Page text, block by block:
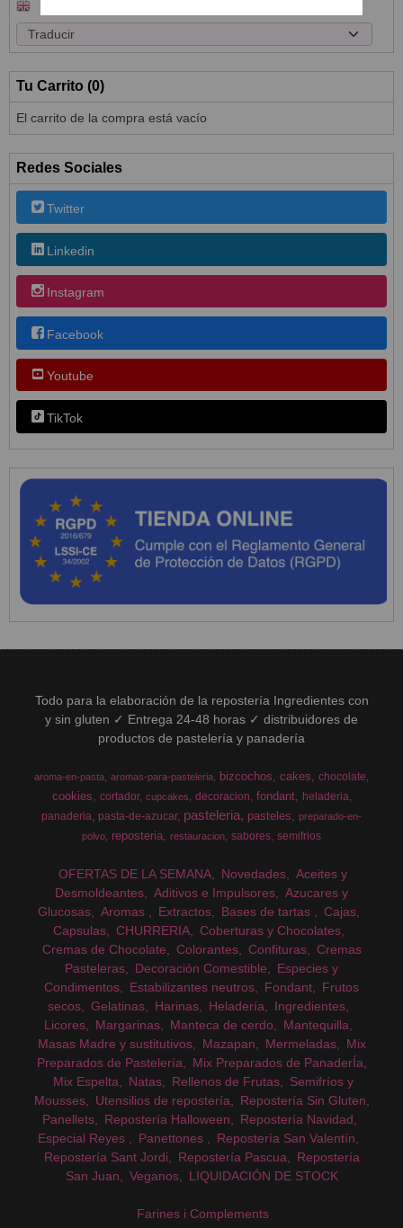
Tu Carrito (0)
El carrito de la compra está vacío
Redes Sociales
Twitter
Linkedin
Instagram
Facebook
Youtube
TikTok
Todo para la elaboración de la repostería Ingredientes con
y sin gluten ✓ Entrega 24-48 horas ✓ distribuidores de
productos de pastelería y panadería
aroma-en-pasta aromas-para-pasteleria bizcochos cakes chocolate
cookies cortador cupcakes decoracion fondant
heladeria
panaderia pasta-de-azucar pasteleria pasteles
preparado-en-
polvo
reposteria restauracion sabores semifrios
OFERTAS DE LA SEMANA Novedades
Aceites y
Desmoldeantes
Aditivos e Impulsores
Azucares y
Glucosas
Aromas Extractos Bases de tartas
Cajas
Capsulas
CHURRERIA
Coberturas y Chocolates
Cremas de Chocolate
Colorantes Confituras
Cremas
Pasteleras
Decoración Comestible
Especies y
Condimentos
Estabilizantes neutros Fondant
Frutos
secos
Gelatinas Harinas Heladería
Ingredientes
Licores
Margarinas Manteca de cerdo
Mantequilla
Masas Madre y sustitutivos
Mazapan Mermeladas
Mix
Preparados de Pastelería
Mix Preparados de PanaderÍa
Mix Espelta
Natas Rellenos de Frutas
Semifríos y
Mousses
Utensilios de repostería
Repostería Sin Gluten
Panellets
Repostería Halloween
Repostería Navidad
Especial Reyes
Panettones
Repostería San Valentín
Repostería Sant Jordi
Repostería Pascua
Repostería
San Juan
Veganos LIQUIDACIÓN DE STOCK
Farines i Complements